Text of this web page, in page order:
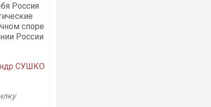
Россия
споре
России
СУШКО